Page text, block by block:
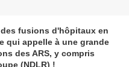
fusions d'hôpitaux en
qui appelle à une grande
des ARS, y compris
(NDLR) !